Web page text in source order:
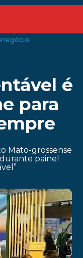
é
para
Mato-grossense
painel